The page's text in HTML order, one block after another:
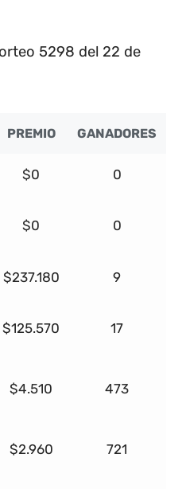
5298 del 22 de
PREMIO GANADORES
$0 0
$0 0
$237.180 9
$125.570 17
$4.510 473
$2.960 721